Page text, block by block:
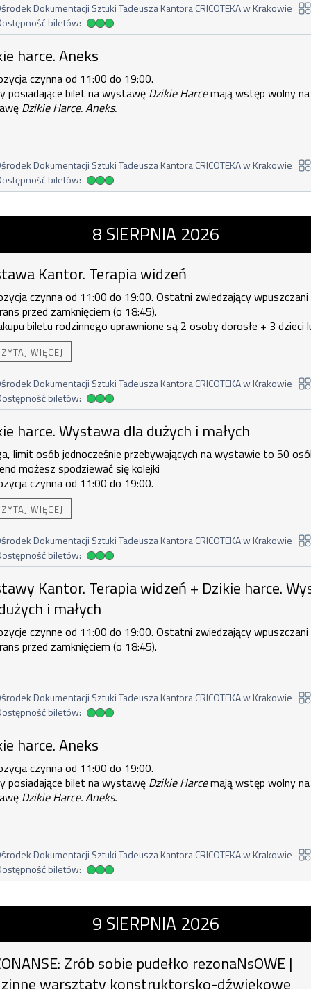
Dokumentacji Sztuki Tadeusza Kantora CRICOTEKA w Krakowie
biletów:
biletów
Aneks , 7 sierpnia 2026, godzina
harce. Aneks
czynna od 11:00 do 19:00.
posiadające bilet na wystawę Dzikie Harcemają wstęp wolny na
Dzikie Harce. Aneks.
Dokumentacji Sztuki Tadeusza Kantora CRICOTEKA w Krakowie
biletów:
biletów
8 SIERPNIA 2026
Kantor. Terapia widzeń
czynna od 11:00 do 19:00. Ostatni zwiedzający
przed zamknięciem (o 18:45).
biletu rodzinnego uprawnione są 2 osoby dorosłe + 3 dzieci
+ 4 dzieci.
WIĘCEJ
Dokumentacji Sztuki Tadeusza Kantora CRICOTEKA w Krakowie
biletów:
biletów
Wystawa dla dużych i małych , 8
harce. Wystawa dla dużych i małych
limit osób jednocześnie przebywających na wystawie to 50
możesz spodziewać się kolejki
czynna od 11:00 do 19:00.
biletu rodzinnego uprawnione są
+ 4 dzieci.
WIĘCEJ
Dokumentacji Sztuki Tadeusza Kantora CRICOTEKA w Krakowie
biletów:
biletów
Kantor. Terapia widzeń + Dzikie
Kantor. Terapia widzeń + Dzikie harce.
i małych
czynne od 11:00 do 19:00. Ostatni zwiedzający
przed zamknięciem (o 18:45).
Dokumentacji Sztuki Tadeusza Kantora CRICOTEKA w Krakowie
biletów:
biletów
Aneks , 8 sierpnia 2026, godzina
harce. Aneks
czynna od 11:00 do 19:00.
posiadające bilet na wystawę Dzikie Harcemają wstęp wolny na
Dzikie Harce. Aneks.
Dokumentacji Sztuki Tadeusza Kantora CRICOTEKA w Krakowie
biletów:
biletów
9 SIERPNIA 2026
Zrób sobie pudełko rezonaNsOWE |
warsztaty konstruktorsko-dźwiękowe